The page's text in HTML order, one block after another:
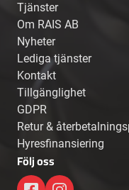
Tjänster
Om RAIS AB
Nyheter
Lediga tjänster
Kontakt
Tillgänglighet
GDPR
Retur &
Hyresfinansiering
Följ oss